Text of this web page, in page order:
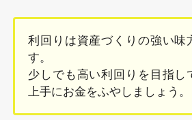
利回りは資産づくりの強い味
す。
少しでも高い利回りを目指し
上手にお金をふやしましょう。